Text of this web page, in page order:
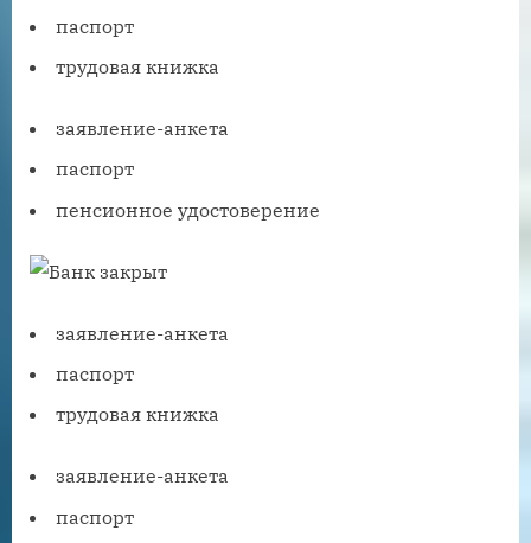
паспорт
трудовая книжка
заявление-анкета
паспорт
пенсионное удостоверение
заявление-анкета
паспорт
трудовая книжка
заявление-анкета
паспорт